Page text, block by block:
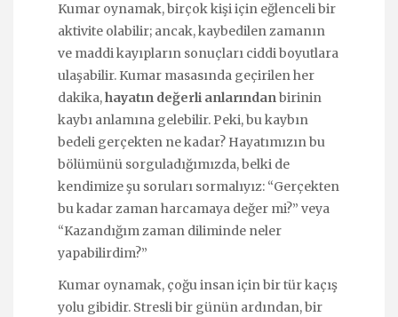
Kumar oynamak, birçok kişi için eğlenceli bir
aktivite olabilir; ancak, kaybedilen zamanın
ve maddi kayıpların sonuçları ciddi boyutlara
ulaşabilir. Kumar masasında geçirilen her
dakika,hayatın değerli anlarındanbirinin
kaybı anlamına gelebilir. Peki, bu kaybın
bedeli gerçekten ne kadar? Hayatımızın bu
bölümünü sorguladığımızda, belki de
kendimize şu soruları sormalıyız: “Gerçekten
bu kadar zaman harcamaya değer mi?” veya
“Kazandığım zaman diliminde neler
yapabilirdim?”
Kumar oynamak, çoğu insan için bir tür kaçış
yolu gibidir. Stresli bir günün ardından, bir